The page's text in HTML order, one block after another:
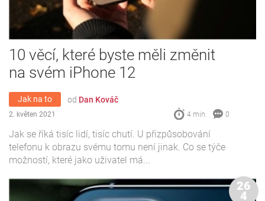
10 věcí, které byste měli změnit
na svém iPhone 12
Jak na to od Dan Kováč
2. květen 2021 4 min. 0
Jak se říká tisíc lidí, tisíc chutí. U přizpůsobování
telefonu k obrazu svému tomu není jinak. Co se týče
možností, které jako uživatel má...
26
4